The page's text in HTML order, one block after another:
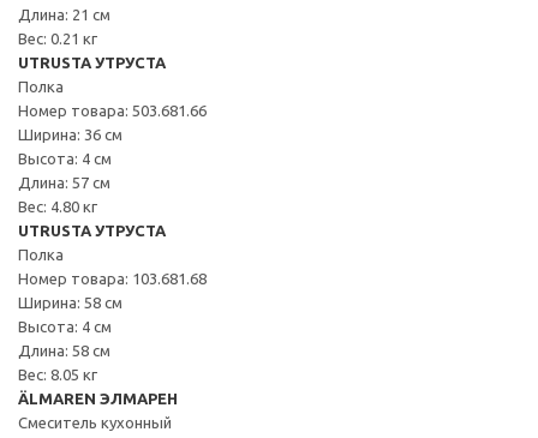
Длина: 21 см
Вес: 0.21 кг
UTRUSTA УТРУСТА
Полка
Номер товара: 503.681.66
Ширина: 36 см
Высота: 4 см
Длина: 57 см
Вес: 4.80 кг
UTRUSTA УТРУСТА
Полка
Номер товара: 103.681.68
Ширина: 58 см
Высота: 4 см
Длина: 58 см
Вес: 8.05 кг
ÄLMAREN ЭЛМАРЕН
Смеситель кухонный